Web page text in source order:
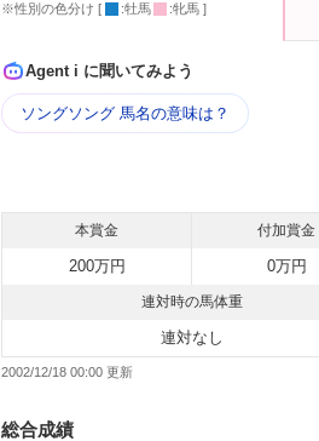
※性別の色分け [ :牡馬 :牝馬 ]
Agent i に聞いてみよう
ソングソング 馬名の意味は？
本賞金 付加賞金
200万円 0万円
連対時の馬体重
連対なし
2002/12/18 00:00
総合成績